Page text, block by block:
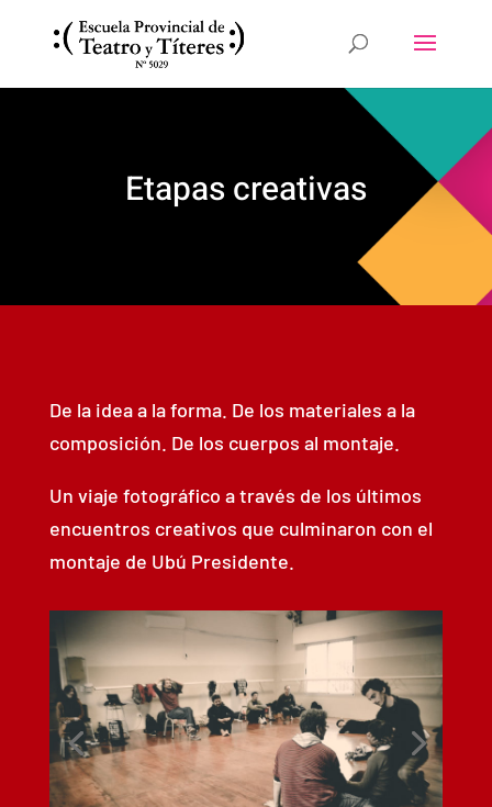
Etapas creativas
De la idea a la forma. De los materiales a la
composición. De los cuerpos al montaje.
Un viaje fotográfico a través de los últimos
encuentros creativos que culminaron con el
montaje de Ubú Presidente.